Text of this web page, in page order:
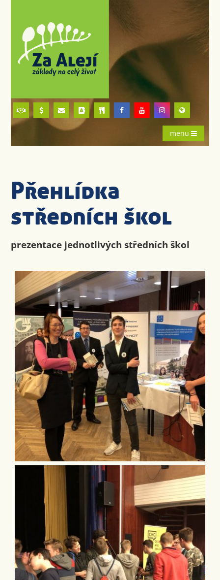
menu
Přehlídka
středních škol
prezentace jednotlivých středních škol